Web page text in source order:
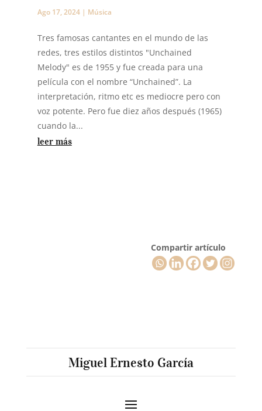
Ago 17, 2024| Música
Tres famosas cantantes en el mundo de las
redes, tres estilos distintos "Unchained
Melody" es de 1955 y fue creada para una
película con el nombre “Unchained”. La
interpretación, ritmo etc es mediocre pero con
voz potente. Pero fue diez años después (1965)
cuando la...
leer más
Compartir artículo
Miguel Ernesto García